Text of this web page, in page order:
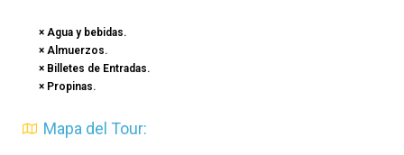
× Agua y bebidas.
× Almuerzos.
× Billetes de Entradas.
× Propinas.
Mapa del Tour: